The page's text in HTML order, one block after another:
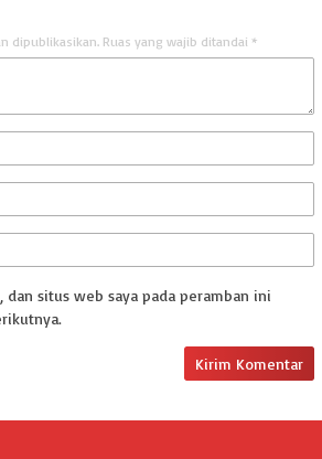
dipublikasikan. Ruas yang wajib ditandai *
dan situs web saya pada peramban ini